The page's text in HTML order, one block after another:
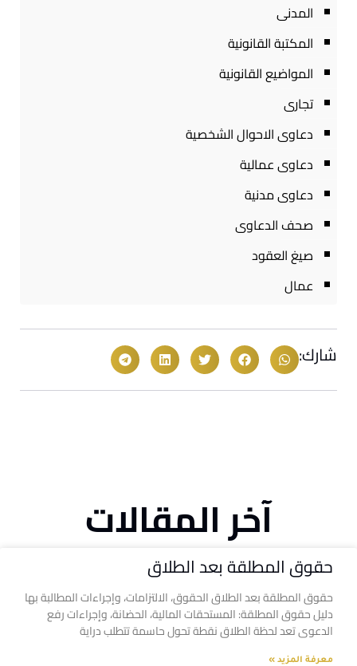
المدنى
المكتبة القانونية
المواضيع القانونية
تجارى
دعاوى الاحوال الشخصية
دعاوى عمالية
دعاوى مدنية
صحف الدعاوى
صيغ العقود
عمال
شارك:
آخر المقالات
حقوق المطلقة بعد الطلاق
حقوق المطلقة بعد الطلاق الحقوق، الالتزامات، وإجراءات المطالبة بها
دليل حقوق المطلقة: المستحقات المالية، الحضانة، وإجراءات رفع
الدعوى تعد لحظة الطلاق نقطة تحول حاسمة تتطلب دراية
معرفة المزيد »